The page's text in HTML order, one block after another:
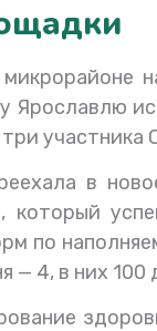
Ярославлю
участника
в
который
по
— 4, в них 100